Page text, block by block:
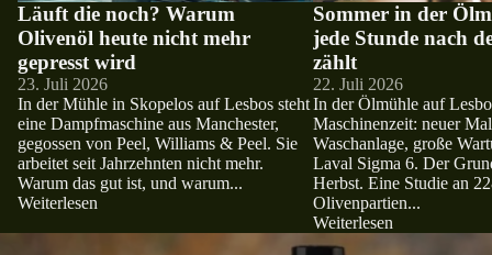
Läuft die noch? Warum
Olivenöl heute nicht mehr
gepresst wird
23. Juli 2026
In der Mühle in Skopelos auf Lesbos steht
eine Dampfmaschine aus Manchester,
gegossen von Peel, Williams & Peel. Sie
arbeitet seit Jahrzehnten nicht mehr.
Warum das gut ist, und warum...
Weiterlesen
Sommer in der
jede Stunde nach
zählt
22. Juli 2026
In der Ölmühle auf
Maschinenzeit: neuer
Waschanlage, große
Laval Sigma 6. Der
Herbst. Eine Studie an
Olivenpartien...
Weiterlesen